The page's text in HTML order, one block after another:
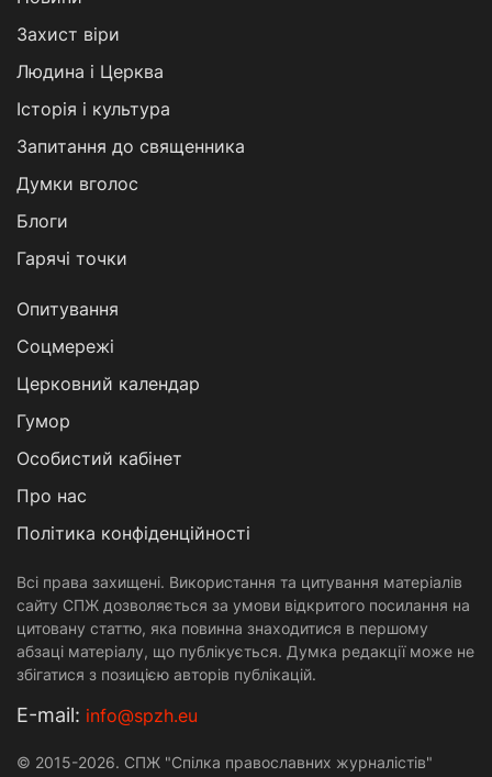
Захист віри
Людина і Церква
Історія і культура
Запитання до священника
Думки вголос
Блоги
Гарячі точки
Опитування
Соцмережі
Церковний календар
Гумор
Особистий кабінет
Про нас
Політика конфіденційності
Всі права захищені. Використання та цитування матеріалів
сайту СПЖ дозволяється за умови відкритого посилання на
цитовану статтю, яка повинна знаходитися в першому
абзаці матеріалу, що публікується. Думка редакції може не
збігатися з позицією авторів публікацій.
Е-mail: info@spzh.eu
© 2015-2026. СПЖ "Спілка православних журналістів"